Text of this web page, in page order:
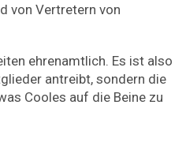
von Vertretern von
ehrenamtlich. Es ist also
antreibt, sondern die
Cooles auf die Beine zu